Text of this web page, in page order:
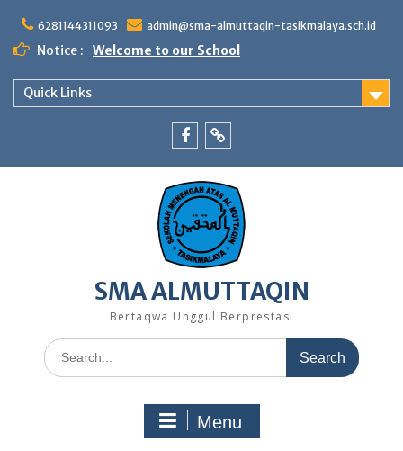
content
6281144311093 admin@sma-almuttaqin-tasikmalaya.sch.id
Notice : Welcome to our School
Quick Links
SMA ALMUTTAQIN
Bertaqwa Unggul Berprestasi
Search
for:
Menu